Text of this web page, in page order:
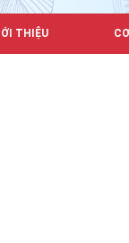
THIỆU